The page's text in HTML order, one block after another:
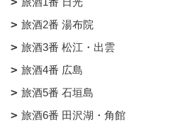
旅酒2番 湯布院
旅酒3番 松江・出雲
旅酒4番 広島
旅酒5番 石垣島
旅酒6番 田沢湖・角館